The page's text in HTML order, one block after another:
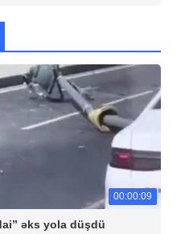
00:00:09
əks yola düşdü